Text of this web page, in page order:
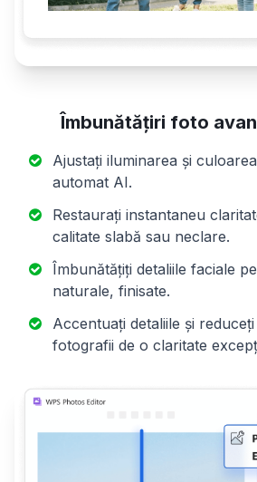
Îmbunătățiri foto
Ajustați iluminarea și
automat AI.
Restaurați instantaneu
calitate slabă sau neclare.
Îmbunătățiți detaliile faciale
naturale, finisate.
Accentuați detaliile și
fotografii de o claritate